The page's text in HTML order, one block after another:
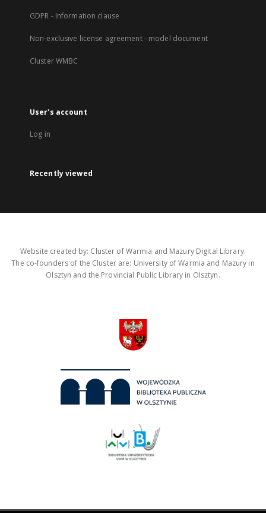
GDPR - Information clause
Non-exclusive license agreement - model document
Cluster WMBC
User's account
Log in
Recently viewed
Website created by: Cluster of Warmia and Mazury Digital Library.
The co-founders of the Cluster are: University of Warmia and Mazury in
Olsztyn and the Provincial Public Library in Olsztyn.